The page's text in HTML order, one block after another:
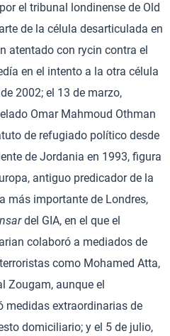
el tribunal londinense de Old
de la célula desarticulada en
atentado con rycin contra el
en el intento a la otra célula
2002; el 13 de marzo,
Omar Mahmoud Othman
de refugiado político desde
de Jordania en 1993, figura
antiguo predicador de la
más importante de Londres,
del GIA, en el que el
colaboró a mediados de
como Mohamed Atta,
Zougam, aunque el
medidas extraordinarias de
domiciliario; y el 5 de julio,